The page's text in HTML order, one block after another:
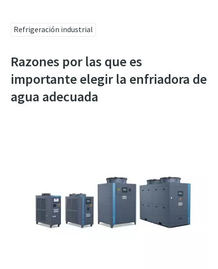
10 pasos hacia una producción más ecológica y
Reducción de la huella de carbono para una producción
ecológica: todo lo que necesita saber
Refrigeración industrial
Razones por las que es
importante elegir la enfriadora de
agua adecuada